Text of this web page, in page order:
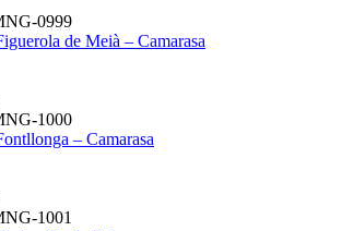
0999
de Meià – Camarasa
1000
– Camarasa
1001